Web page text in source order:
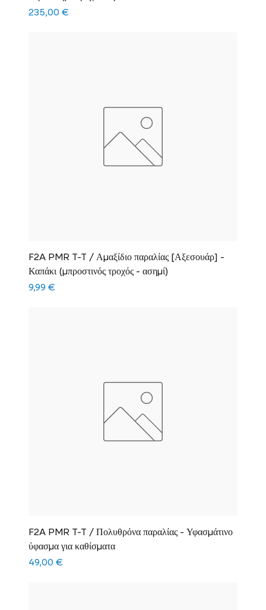
Τιμή
235,00 €
F2A PMR T-T / Αμαξίδιο παραλίας [Αξεσουάρ] -
Καπάκι (μπροστινός τροχός - ασημί)
Τιμή
9,99 €
F2A PMR T-T / Πολυθρόνα παραλίας - Υφασμάτινο
ύφασμα για καθίσματα
Τιμή
49,00 €